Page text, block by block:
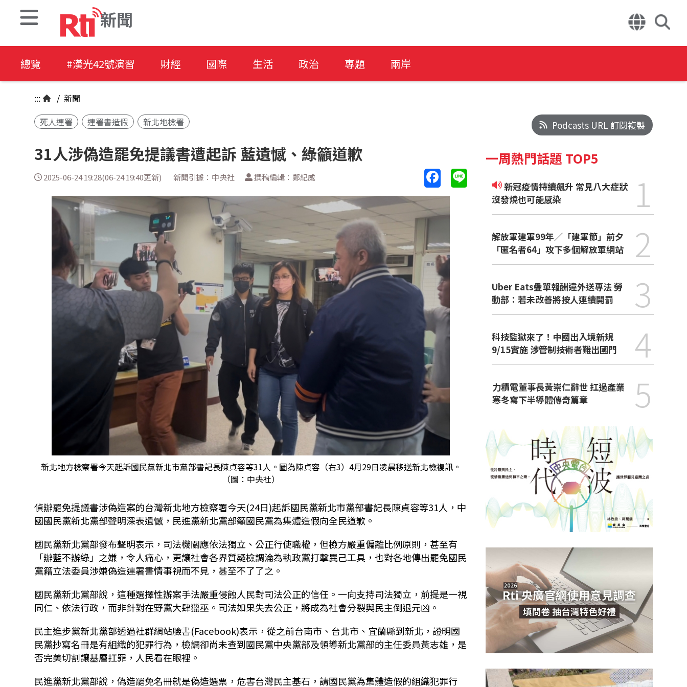
新聞
總覽 #漢光42號演習 財經 國際 生活 政治 專題 兩岸
::: / 新聞
死人連署
連署書造假 新北地檢署
31人涉偽造罷免提議書遭起訴 藍遺憾、綠籲道歉
2025-06-24 19:28(06-24 19:40更新) 新聞引據：中央社 撰稿編輯：鄭紀威
新北地方檢察署今天起訴國民黨新北市黨部書記長陳貞容等31人。圖為陳貞容（右3）4月29日凌晨移送新北檢複訊。
（圖：中央社）
偵辦罷免提議書涉偽造案的台灣新北地方檢察署今天(24日)起訴國民黨新北市黨部書記長陳貞容等31人，中
國國民黨新北黨部聲明深表遺憾，民進黨新北黨部籲國民黨為集體造假向全民道歉。
國民黨新北黨部發布聲明表示，司法機關應依法獨立、公正行使職權，但檢方嚴重偏離比例原則，甚至有
「辦藍不辦綠」之嫌，令人痛心，更讓社會各界質疑檢調淪為執政黨打擊異己工具，也對各地傳出罷免國民
黨籍立法委員涉嫌偽造連署書情事視而不見，甚至不了了之。
國民黨新北黨部說，這種選擇性辦案手法嚴重侵蝕人民對司法公正的信任。一向支持司法獨立，前提是一視
同仁、依法行政，而非針對在野黨大肆獵巫。司法如果失去公正，將成為社會分裂與民主倒退元凶。
民主進步黨新北黨部透過社群網站臉書(Facebook)表示，從之前台南市、台北市、宜蘭縣到新北，證明國
民黨抄寫名冊是有組織的犯罪行為，檢調卻尚未查到國民黨中央黨部及領導新北黨部的主任委員黃志雄，是
否完美切割讓基層扛罪，人民看在眼裡。
民進黨新北黨部說，偽造罷免名冊就是偽造選票，危害台灣民主基石，請國民黨為集體造假的組織犯罪行
Podcasts URL 訂閱複製
一周熱門話題 TOP5
新冠疫情持續飆升 常見八大症狀
沒發燒也可能感染
1
解放軍建軍99年／「建軍節」前夕
「匿名者64」攻下多個解放軍網站
2
Uber Eats疊單報酬違外送專法 勞
動部：若未改善將按人連續開罰
3
科技監獄來了！中國出入境新規
9/15實施 涉管制技術者難出國門
4
力積電董事長黃崇仁辭世 扛過產業
寒冬寫下半導體傳奇篇章
5